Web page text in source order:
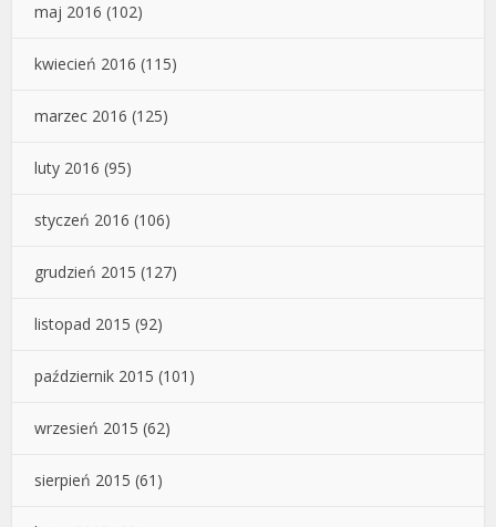
maj 2016 (102)
kwiecień 2016 (115)
marzec 2016 (125)
luty 2016 (95)
styczeń 2016 (106)
grudzień 2015 (127)
listopad 2015 (92)
październik 2015 (101)
wrzesień 2015 (62)
sierpień 2015 (61)